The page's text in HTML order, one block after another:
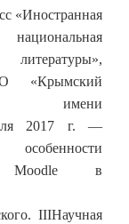
«Иностранная
«Крымский
имени
2017 г. —
Moodle в
IIIНаучная